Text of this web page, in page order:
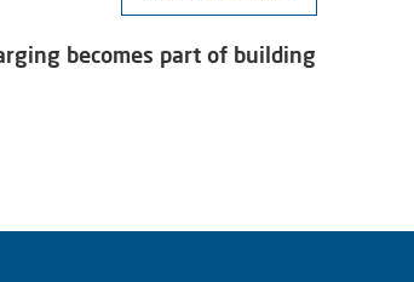
becomes part of building